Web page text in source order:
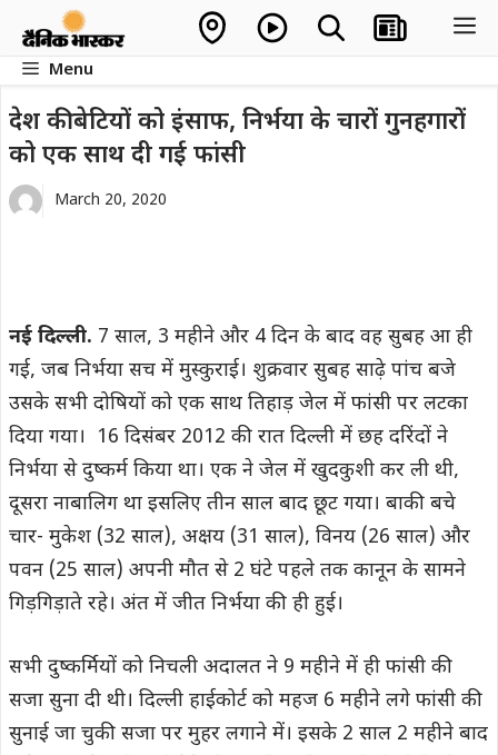
contentMenu
देश की बेटियों को इंसाफ, निर्भया के चारों गुनहगारों
को एक साथ दी गई फांसी
March 20, 2020
नई दिल्ली. 7 साल, 3 महीने और 4 दिन के बाद वह सुबह आ ही
गई, जब निर्भया सच में मुस्कुराई। शुक्रवार सुबह साढ़े पांच बजे
उसके सभी दोषियों को एक साथ तिहाड़ जेल में फांसी पर लटका
दिया गया। 16 दिसंबर 2012 की रात दिल्ली में छह दरिंदों ने
निर्भया से दुष्कर्म किया था। एक ने जेल में खुदकुशी कर ली थी,
दूसरा नाबालिग था इसलिए तीन साल बाद छूट गया। बाकी बचे
चार- मुकेश (32 साल), अक्षय (31 साल), विनय (26 साल) और
पवन (25 साल) अपनी मौत से 2 घंटे पहले तक कानून के सामने
गिड़गिड़ाते रहे। अंत में जीत निर्भया की ही हुई।
सभी दुष्कर्मियों को निचली अदालत ने 9 महीने में ही फांसी की
सजा सुना दी थी। दिल्ली हाईकोर्ट को महज 6 महीने लगे फांसी की
सुनाई जा चुकी सजा पर मुहर लगाने में। इसके 2 साल 2 महीने बाद